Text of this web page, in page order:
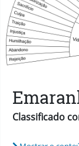
Classificado